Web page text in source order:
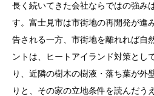
長く続いてきた会社ならではの強み
す。富士見市は市街地の再開発が進
告される一方、市街地を離れれば自
ントは、ヒートアイランド対策とし
り、近隣の樹木の樹液・落ち葉が外
りと、その家の立地条件を読んだう